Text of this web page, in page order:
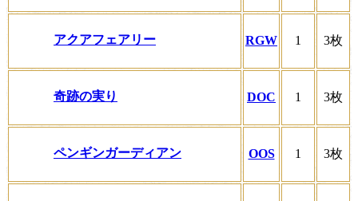
アクアフェアリー RGW 1 3枚
奇跡の実り DOC 1 3枚
ペンギンガーディアン OOS 1 3枚